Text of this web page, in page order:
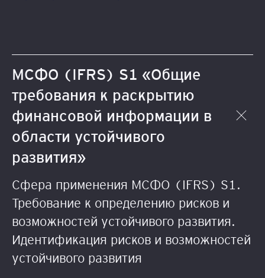
МСФО (IFRS) S1 «Общие
требования к раскрытию
финансовой информации в
области устойчивого
развития»
Сфера применения МСФО (IFRS) S1.
Требование к определению рисков и
возможностей устойчивого развития.
Идентификация рисков и возможностей
устойчивого развития